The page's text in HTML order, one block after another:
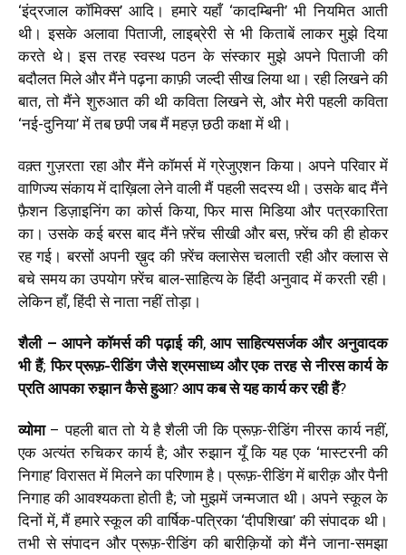
‘इंद्रजाल कॉमिक्स’ आदि। हमारे यहाँ ‘कादम्बिनी’ भी नियमित आती
थी। इसके अलावा पिताजी, लाइब्रेरी से भी किताबें लाकर मुझे दिया
करते थे। इस तरह स्वस्थ पठन के संस्कार मुझे अपने पिताजी की
बदौलत मिले और मैंने पढ़ना काफ़ी जल्दी सीख लिया था। रही लिखने की
बात, तो मैंने शुरुआत की थी कविता लिखने से, और मेरी पहली कविता
‘नई-दुनिया’ में तब छपी जब मैं महज़ छठी कक्षा में थी।
वक़्त गुज़रता रहा और मैंने कॉमर्स में ग्रेजुएशन किया। अपने परिवार में
वाणिज्य संकाय में दाख़िला लेने वाली मैं पहली सदस्य थी। उसके बाद मैंने
फ़ैशन डिज़ाइनिंग का कोर्स किया, फिर मास मिडिया और पत्रकारिता
का। उसके कई बरस बाद मैंने फ़्रेंच सीखी और बस, फ़्रेंच की ही होकर
रह गई। बरसों अपनी ख़ुद की फ़्रेंच क्लासेस चलाती रही और क्लास से
बचे समय का उपयोग फ़्रेंच बाल-साहित्य के हिंदी अनुवाद में करती रही।
लेकिन हाँ, हिंदी से नाता नहीं तोड़ा।
शैली – आपने कॉमर्स की पढ़ाई की,आप साहित्यसर्जक और अनुवादक
भी हैं;फिर प्रूफ़-रीडिंग जैसे श्रमसाध्य और एक तरह से नीरस कार्य के
प्रति आपका रुझान कैसे हुआ? आप कब से यह कार्य कर रही हैं?
व्योमा – पहली बात तो ये है शैली जी कि प्रूफ़-रीडिंग नीरस कार्य नहीं,
एक अत्यंत रुचिकर कार्य है; और रुझान यूँ कि यह एक ‘मास्टरनी की
निगाह’ विरासत में मिलने का परिणाम है। प्रूफ़-रीडिंग में बारीक़ और पैनी
निगाह की आवश्यकता होती है; जो मुझमें जन्मजात थी। अपने स्कूल के
दिनों में, मैं हमारे स्कूल की वार्षिक-पत्रिका ‘दीपशिखा’ की संपादक थी।
तभी से संपादन और प्रूफ़-रीडिंग की बारीक़ियों को मैंने जाना-समझा